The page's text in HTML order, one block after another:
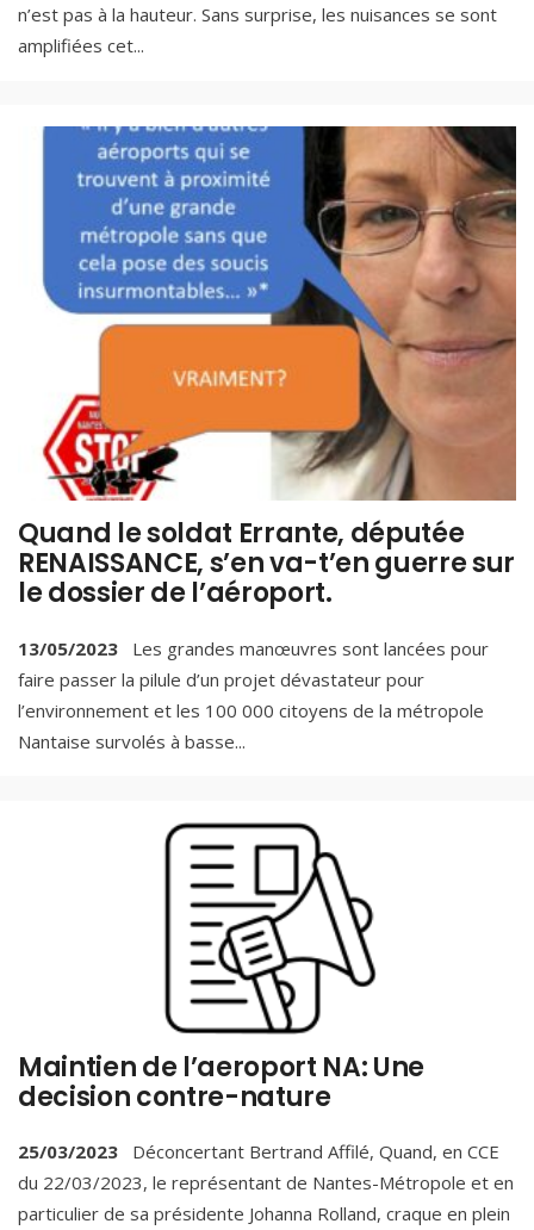
n’est pas à la hauteur. Sans surprise, les nuisances se sont
amplifiées cet...
Quand le soldat Errante, députée
RENAISSANCE, s’en va-t’en guerre sur
le dossier de l’aéroport.
13/05/2023
Les grandes manœuvres sont lancées pour
faire passer la pilule d’un projet dévastateur pour
l’environnement et les 100 000 citoyens de la métropole
Nantaise survolés à basse...
Maintien de l’aeroport NA: Une
decision contre-nature
25/03/2023
Déconcertant Bertrand Affilé, Quand, en CCE
du 22/03/2023, le représentant de Nantes-Métropole et en
particulier de sa présidente Johanna Rolland, craque en plein